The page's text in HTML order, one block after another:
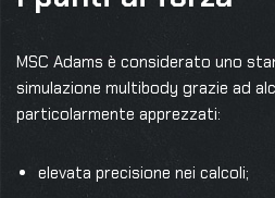
MSC Adams è considerato uno
simulazione multibody grazie ad
particolarmente apprezzati:
elevata precisione nei calcoli;